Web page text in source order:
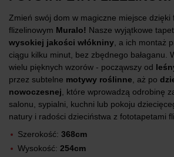
Zmień swój dom w magiczne miejsce dzięki
flizelinowym Muralo! Nasze wyjątkowe
wysokiej jakości włókniny, a ich montaż
ciągu kilku minut, bez zbędnego bałaganu.
wielu pięknych wzorów - począwszy od
przez subtelne motywy roślinne, aż po
nowoczesnej, które wprowadzą odrobinę
salonu, sypialni, kuchni lub pokoju
natury i radości dzieciństwa z fototapetami
Szerokość: 368cm
Wysokość: 254cm